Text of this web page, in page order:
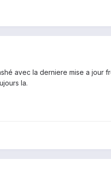
avec la derniere mise a jour
la.